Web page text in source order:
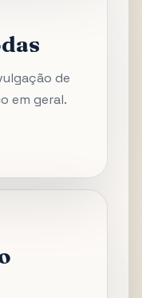
de
em geral.